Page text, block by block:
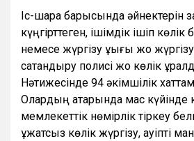
Іс-шара барысында әйнектерін
күңгірттеген, ішімдік ішіп көлік
немесе жүргізу құқығы жоқ
сақтандыру полисі жоқ көлік
Нәтижесінде 94 әкімшілік
Олардың қатарында мас күйінде
мемлекеттік нөмірлік тіркеу
құжатсыз көлік жүргізу, қауіпті